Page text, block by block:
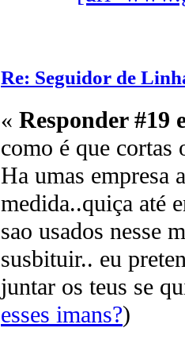
Re: Seguidor de
« Responder #19
como é que cortas
Ha umas empresa
medida..quiça até
sao usados nesse
susbituir.. eu
juntar os teus se
esses imans?)